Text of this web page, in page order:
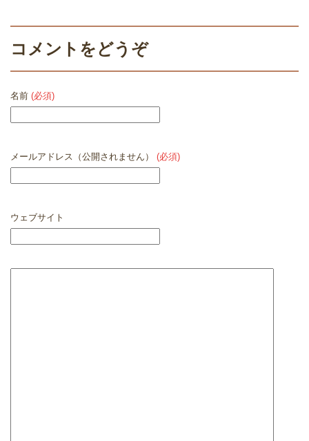
コメントをどうぞ
名前 (必須)
メールアドレス（公開されません） (必須)
ウェブサイト